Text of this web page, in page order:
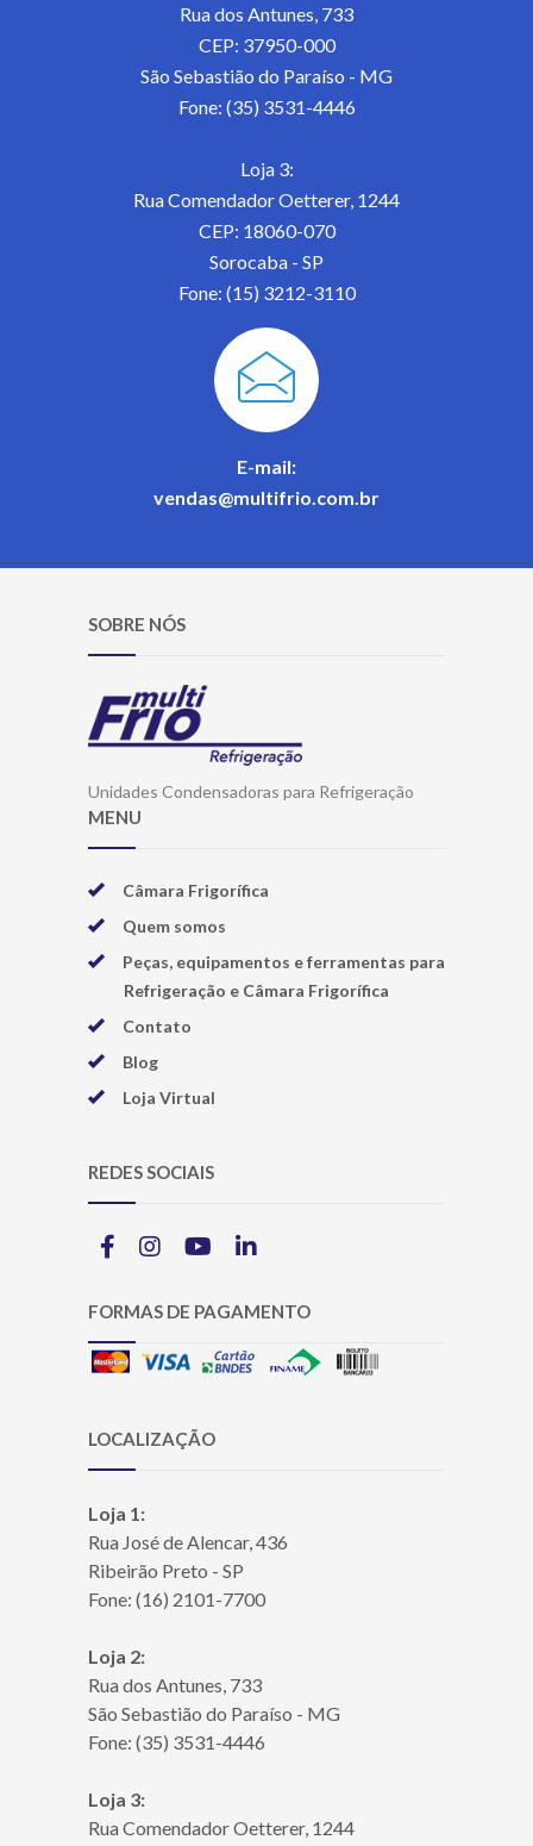
Rua dos Antunes, 733
CEP: 37950-000
São Sebastião do Paraíso - MG
Fone: (35) 3531-4446
Loja 3:
Rua Comendador Oetterer, 1244
CEP: 18060-070
Sorocaba - SP
Fone: (15) 3212-3110
E-mail:
vendas@multifrio.com.br
SOBRE NÓS
Unidades Condensadoras para Refrigeração
MENU
Câmara Frigorífica
Quem somos
Peças, equipamentos e ferramentas para
Refrigeração e Câmara Frigorífica
Contato
Blog
Loja Virtual
REDES SOCIAIS
FORMAS DE PAGAMENTO
LOCALIZAÇÃO
Loja 1:
Rua José de Alencar, 436
Ribeirão Preto - SP
Fone: (16) 2101-7700
Loja 2:
Rua dos Antunes, 733
São Sebastião do Paraíso - MG
Fone: (35) 3531-4446
Loja 3:
Rua Comendador Oetterer, 1244